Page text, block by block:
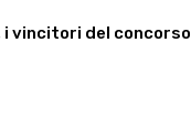
i vincitori del concorso